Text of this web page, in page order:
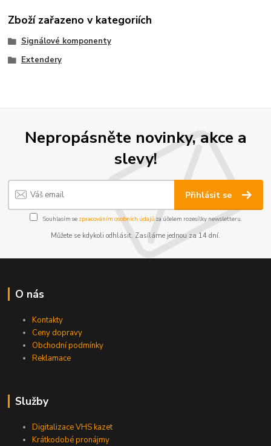
Zboží zařazeno v kategoriích
Signálové komponenty
Extendery
Nepropásněte novinky, akce a
slevy!
Přihlásit se
Souhlasím se zpracováním osobních údajůza účelem rozesílky newsletteru.
Můžete se kdykoli odhlásit. Zasíláme jednou za 14 dní.
O nás
Kontakty
Ceny dopravy
Obchodní podmínky
Reklamace
Služby
Digitalizace VHS kazet
Krátkodobé pronájmy